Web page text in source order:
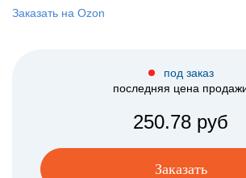
Заказать на Ozon
под заказ
последняя цена
250.78 руб
Заказать